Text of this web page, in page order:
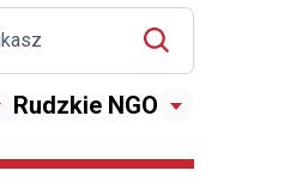
Rudzkie NGO